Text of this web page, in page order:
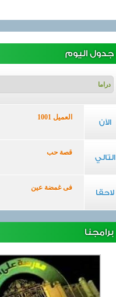
جدول اليوم
الآن
العميل 1001
التالي
قصة حب
لاحقا
فى غمضة عين
برامجنا